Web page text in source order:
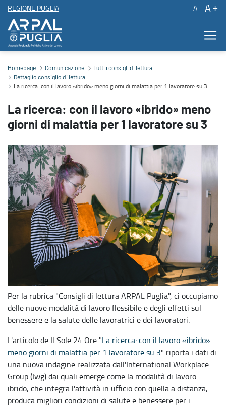
REGIONE PUGLIA A A
La ricerca: con il lavoro «ibrido» meno giorni di malattia per 1
Homepage Comunicazione
Tutti i consigli di lettura
Dettaglio consiglio di lettura
La ricerca: con il lavoro «ibrido» meno giorni di malattia per 1 lavoratore su 3
La ricerca: con il lavoro «ibrido» meno
giorni di malattia per 1 lavoratore su 3
Per la rubrica "Consigli di lettura ARPAL Puglia", ci occupiamo
delle nuove modalità di lavoro flessibile e degli effetti sul
benessere e la salute delle lavoratrici e dei lavoratori.
L'articolo de Il Sole 24 Ore "La ricerca: con il lavoro «ibrido»
meno giorni di malattia per 1 lavoratore su 3" riporta i dati di
una nuova indagine realizzata dall'International Workplace
Group (Iwg) dai quali emerge come la modalità di lavoro
ibrido, che integra l'attività in ufficio con quella a distanza,
produca migliori condizioni di salute e benessere per i